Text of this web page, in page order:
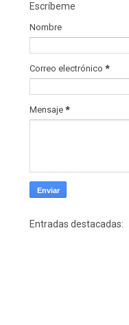
Escríbeme
Nombre
Correo electrónico *
Mensaje *
Entradas destacadas: